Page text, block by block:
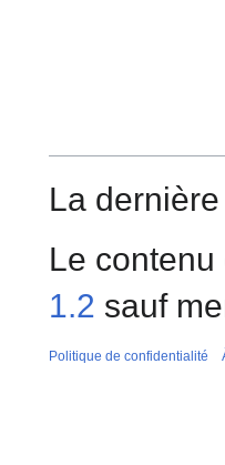
La
Le
1.2 sauf
Politique de confidentialité